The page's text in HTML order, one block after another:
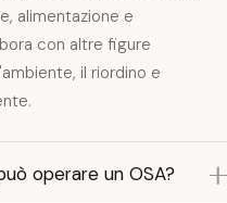
alimentazione e
con altre figure
il riordino e
operare un OSA?